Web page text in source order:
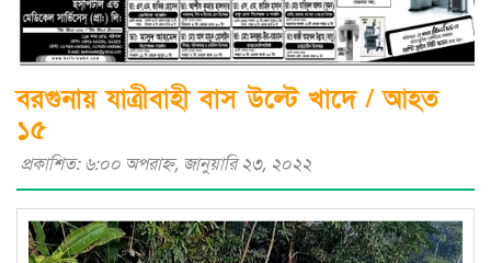
বরগুনায় যাত্রীবাহী বাস উল্টে খাদে / আহত
১৫
প্রকাশিত: ৬:০০ অপরাহ্ণ, জানুয়ারি ২৩, ২০২২